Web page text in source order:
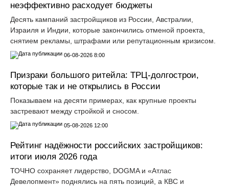
неэффективно расходует бюджеты
Десять кампаний застройщиков из России, Австралии,
Израиля и Индии, которые закончились отменой проекта,
снятием рекламы, штрафами или репутационным кризисом.
06-08-2026 8:00
Призраки большого ритейла: ТРЦ-долгострои,
которые так и не открылись в России
Показываем на десяти примерах, как крупные проекты
застревают между стройкой и сносом.
05-08-2026 12:00
Рейтинг надёжности российских застройщиков:
итоги июля 2026 года
ТОЧНО сохраняет лидерство, DOGMA и «Атлас
Девелопмент» поднялись на пять позиций, а КВС и